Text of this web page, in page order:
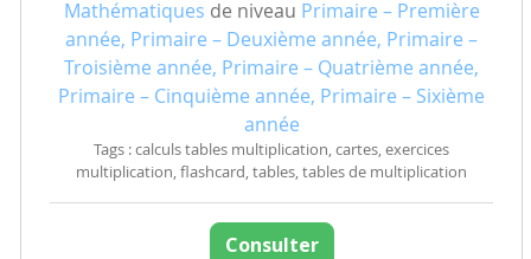
Mathématiques de niveau Primaire – Première
année, Primaire – Deuxième année, Primaire –
Troisième année, Primaire – Quatrième année,
Primaire – Cinquième année, Primaire – Sixième
année
Tags : calculs tables multiplication, cartes, exercices
multiplication, flashcard, tables, tables de multiplication
Consulter